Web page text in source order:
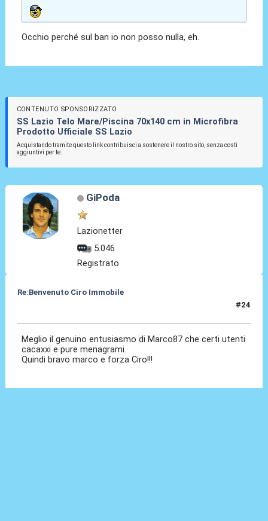
Occhio perché sul ban io non posso nulla, eh.
CONTENUTO SPONSORIZZATO
SS Lazio Telo Mare/Piscina 70x140 cm in Microfibra
Prodotto Ufficiale SS Lazio
Acquistando tramite questo link contribuisci a sostenere il nostro sito, senza costi
aggiuntivi per te.
GiPoda
Lazionetter
5.046
Registrato
Re:Benvenuto Ciro Immobile
#24
Meglio il genuino entusiasmo di Marco87 che certi utenti
cacaxxi e pure menagrami.
Quindi bravo marco e forza Ciro!!!